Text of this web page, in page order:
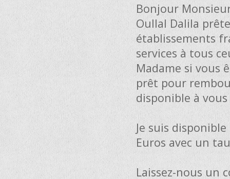
Bonjour
Oullal Dalila
établissements
services à tous
Madame si vous
prêt pour
disponible à
Je suis
Euros avec un
Laissez-nous un